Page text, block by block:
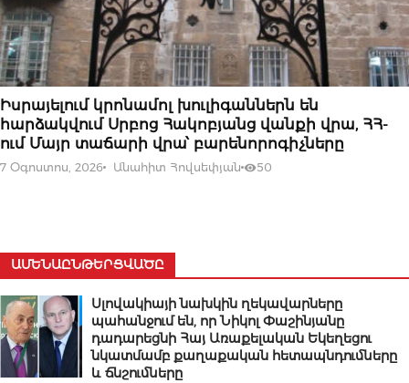
07 ՕԳՈՍՏՈՍԻ, 2026
Իսրայելում կրոնամոլ խուլիգաններն են
հարձակվում Սրբոց Հակոբյանց վանքի վրա, ՀՀ-
ում Մայր տաճարի վրա՝ բարենորոգիչները
7 Օգոստոս, 2026 Անահիտ Հովսեփյան 50
ԱՄԵՆԱԸՆԹԵՐՑՎԱԾԸ
Սլովակիայի նախկին ղեկավարները
պահանջում են, որ Նիկոլ Փաշինյանը
դադարեցնի Հայ Առաքելական Եկեղեցու
նկատմամբ քաղաքական հետապնդումները
և ճնշումները